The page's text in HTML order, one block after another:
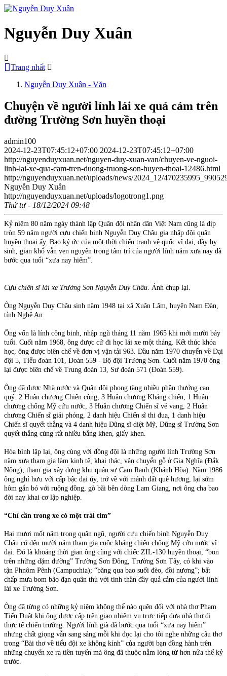
Nguyễn Duy Xuân
Trang nhất
Nguyễn Duy Xuân - Văn
Chuyện về người lính lái xe quả cảm trên
đường Trường Sơn huyền thoại
admin100
2024-12-23T07:45:12+07:00 2024-12-23T07:45:12+07:00
http://nguyenduyxuan.net/nguyen-duy-xuan-van/chuyen-ve-nguoi-
linh-lai-xe-qua-cam-tren-duong-truong-son-huyen-thoai-12486.html
http://nguyenduyxuan.net/uploads/news/2024_12/
Nguyễn Duy Xuân
http://nguyenduyxuan.net/uploads/logotrong1.png
Thứ tư - 18/12/2024 09:48
Kỷ niệm 80 năm ngày thành lập Quân đội nhân dân Việt Nam cũng là dịp
tròn 59 năm người cựu chiến binh Nguyễn Duy Châu gia nhập đội quân
huyền thoại ấy. Bao ký ức của một thời chiến tranh vệ quốc vĩ đại, đầy hy
sinh, gian khổ vẫn vẹn nguyên trong tâm trí của người lính năm xưa nay đã
bước qua tuổi “xưa nay hiếm”.
Cựu chiến sĩ lái xe Trường Sơn Nguyễn Duy Châu . Ảnh chụp lại.
Ông Nguyễn Duy Châu sinh năm 1948 tại xã Xuân Lâm, huyện Nam Đàn,
tỉnh Nghệ An.
Ông vốn là lính công binh, nhập ngũ tháng 11 năm 1965 khi mới mười bảy
tuổi. Cuối năm 1968, ông được cử đi học lái xe một tháng. Kết thúc khóa
học, ông được biên chế về đơn vị vận tải 963. Đầu năm 1970 chuyển về Đại
đội 5, Tiểu đoàn 101, Đoàn 559 - Bộ đội Trường Sơn. Cuối năm 1970 ông
lại được biên chế về Trung đoàn 13, Sư đoàn 571 (Đoàn 559).
Ông đã được Nhà nước và Quân đội phong tặng nhiều phần thưởng cao
quý: 2 Huân chương Chiến công, 3 Huân chương Kháng chiến, 1 Huân
chương chống Mỹ cứu nước, 3 Huân chương Chiến sĩ vẻ vang, 2 Huân
chương Chiến sĩ giải phóng, 2 danh hiệu Chiến sĩ thi đua, 1 danh hiệu
Chiến sĩ quyết thắng và 4 danh hiệu Dũng sĩ diệt Mỹ, Dũng sĩ Trường Sơn
quyết thắng cùng rất nhiều bằng khen, giấy khen.
Hòa bình lập lại, ông cùng với đồng đội là những người lính Trường Sơn
năm xưa tham gia làm kinh tế, khai thác, vận chuyển gỗ ở Gia Nghĩa (Đắk
Nông); tham gia xây dựng khu quân sự Cam Ranh (Khánh Hòa). Năm 1986
ông nghỉ hưu với cấp bậc đại úy, trở về với mảnh đất quê hương, lại sớm
hôm gắn bó với ruộng đồng, gò bãi bên dòng Lam Giang, nơi ông cha bao
đời nay khai cơ lập nghiệp.
“Chỉ cần trong xe có một trái tim”
Hai mươi mốt năm trong quân ngũ, người cựu chiến binh Nguyễn Duy
Châu có đến mười năm tham gia cuộc kháng chiến chống Mỹ cứu nước vĩ
đại. Đó là khoảng thời gian ông cùng với chiếc ZIL-130 huyền thoại, “bon
trên những dặm đường” Trường Sơn Đông, Trường Sơn Tây, có khi vào
tận Phnôm Pênh (Campuchia); “băng qua bao suối đèo, đồi nương”; bất
chấp mưa bom bão đạn quân thù với tinh thần đầy quả cảm của người lính
lái xe Trường Sơn.
Ông đã từng có những kỷ niệm không thể nào quên đối với nhà thơ Phạm
Tiến Duật khi ông được cấp trên giao nhiệm vụ trực tiếp đưa nhà thơ đi
thực tế chiến trường. Người lính già đã bước qua tuổi “xưa nay hiếm”
nhưng chất giọng vẫn sang sảng mỗi khi đọc lại cho tôi nghe những câu thơ
trong “Bài thơ về tiểu đội xe không kính” của người bạn đồng hành trên
những chuyến xe ra tiền tuyến mà ông đã thuộc nằm lòng từ hơn nửa thế kỷ
trước.